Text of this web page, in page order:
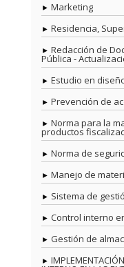
Marketing
Residencia,
Redacción de
Pública -
Estudio en
Prevención de
Norma para la
productos
Norma de
Manejo de
Sistema de
Control interno
Gestión de